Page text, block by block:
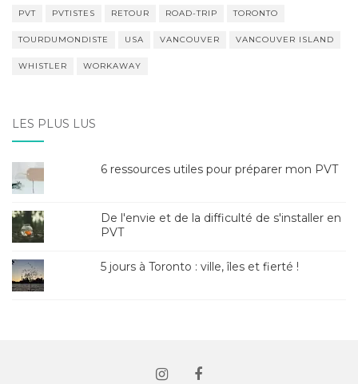
PVT PVTISTES RETOUR ROAD-TRIP TORONTO
TOURDUMONDISTE USA VANCOUVER VANCOUVER ISLAND
WHISTLER WORKAWAY
LES PLUS LUS
6 ressources utiles pour préparer mon PVT
De l'envie et de la difficulté de s'installer en
PVT
5 jours à Toronto : ville, îles et fierté !